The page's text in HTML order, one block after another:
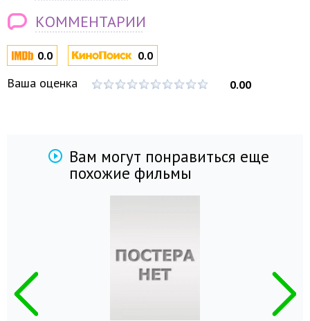
0.0 0.0
Ваша оценка 0.00
КОММЕНТАРИИ
Вам могут понравиться еще
похожие фильмы